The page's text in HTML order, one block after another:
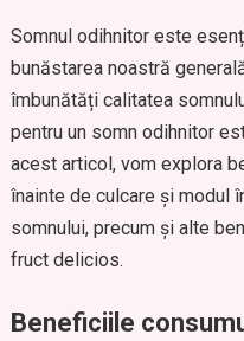
Somnul odihnitor este
bunăstarea noastră
îmbunătăți calitatea
pentru un somn odihnitor
acest articol, vom explora
înainte de culcare și modul
somnului, precum și alte
fruct delicios.
Beneficiile